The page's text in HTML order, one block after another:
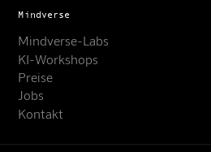
Mindverse
Mindverse-Labs
KI-Workshops
Preise
Jobs
Kontakt